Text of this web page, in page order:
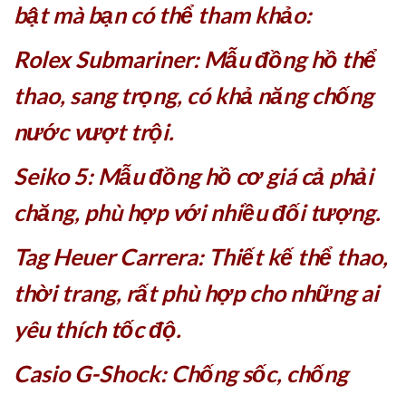
bật mà bạn có thể tham khảo:
Rolex Submariner: Mẫu đồng hồ thể
thao, sang trọng, có khả năng chống
nước vượt trội.
Seiko 5: Mẫu đồng hồ cơ giá cả phải
chăng, phù hợp với nhiều đối tượng.
Tag Heuer Carrera: Thiết kế thể thao,
thời trang, rất phù hợp cho những ai
yêu thích tốc độ.
Casio G-Shock: Chống sốc, chống